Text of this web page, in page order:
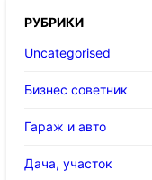
РУБРИКИ
Uncategorised
Бизнес советник
Гараж и авто
Дача, участок